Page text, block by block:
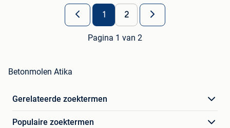
1 2
Pagina 1 van 2
Betonmolen Atika
Gerelateerde zoektermen
Populaire zoektermen